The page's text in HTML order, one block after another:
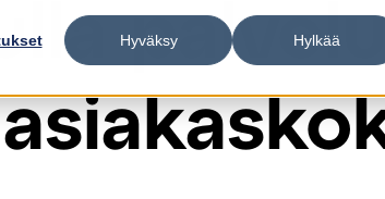
Hyväksy Hylkää